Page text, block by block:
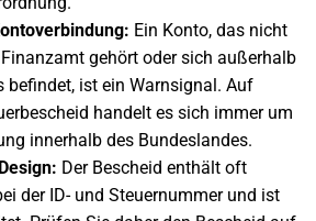
Ein Konto, das nicht
gehört oder sich außerhalb
befindet, ist ein Warnsignal. Auf
handelt es sich immer um
innerhalb des Bundeslandes.
Der Bescheid enthält oft
der ID- und Steuernummer und ist